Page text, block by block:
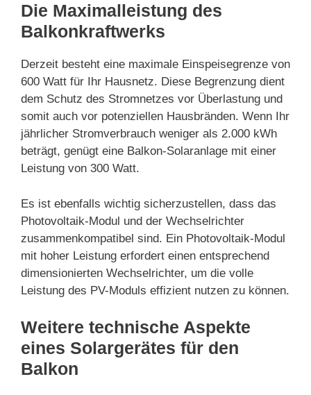
Die Maximalleistung des
Balkonkraftwerks
Derzeit besteht eine maximale Einspeisegrenze von
600 Watt für Ihr Hausnetz. Diese Begrenzung dient
dem Schutz des Stromnetzes vor Überlastung und
somit auch vor potenziellen Hausbränden. Wenn Ihr
jährlicher Stromverbrauch weniger als 2.000 kWh
beträgt, genügt eine Balkon-Solaranlage mit einer
Leistung von 300 Watt.
Es ist ebenfalls wichtig sicherzustellen, dass das
Photovoltaik-Modul und der Wechselrichter
zusammenkompatibel sind. Ein Photovoltaik-Modul
mit hoher Leistung erfordert einen entsprechend
dimensionierten Wechselrichter, um die volle
Leistung des PV-Moduls effizient nutzen zu können.
Weitere technische Aspekte
eines Solargerätes für den
Balkon